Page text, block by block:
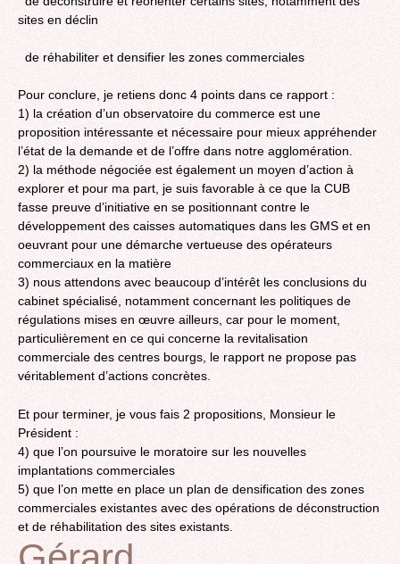
sites en déclin
de réhabiliter et densifier les zones commerciales
Pour conclure, je retiens donc 4 points dans ce rapport :
1) la création d’un observatoire du commerce est une
proposition intéressante et nécessaire pour mieux appréhender
l’état de la demande et de l’offre dans notre agglomération.
2) la méthode négociée est également un moyen d’action à
explorer et pour ma part, je suis favorable à ce que la CUB
fasse preuve d’initiative en se positionnant contre le
développement des caisses automatiques dans les GMS et en
oeuvrant pour une démarche vertueuse des opérateurs
commerciaux en la matière
3) nous attendons avec beaucoup d’intérêt les conclusions du
cabinet spécialisé, notamment concernant les politiques de
régulations mises en œuvre ailleurs, car pour le moment,
particulièrement en ce qui concerne la revitalisation
commerciale des centres bourgs, le rapport ne propose pas
véritablement d’actions concrètes.
Et pour terminer, je vous fais 2 propositions, Monsieur le
Président :
4) que l’on poursuive le moratoire sur les nouvelles
implantations commerciales
5) que l’on mette en place un plan de densification des zones
commerciales existantes avec des opérations de déconstruction
et de réhabilitation des sites existants.